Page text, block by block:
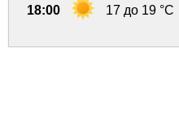
18:00 17 до 19 °C